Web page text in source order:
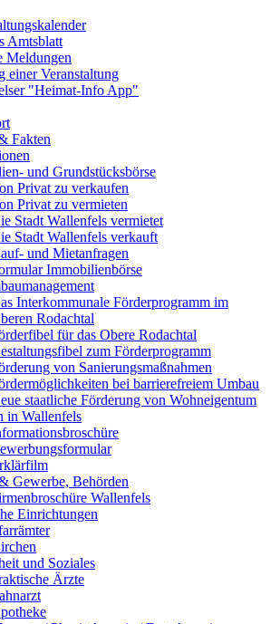
Amtsblatt
Meldungen
einer Veranstaltung
"Heimat-Info App"
Fakten
und Grundstücksbörse
Privat zu verkaufen
Privat zu vermieten
Stadt Wallenfels vermietet
Stadt Wallenfels verkauft
und Mietanfragen
Immobilienbörse
Interkommunale Förderprogramm im
Rodachtal
für das Obere Rodachtal
zum Förderprogramm
von Sanierungsmaßnahmen
bei barrierefreiem Umbau
staatliche Förderung von Wohneigentum
in Wallenfels
Gewerbe, Behörden
Wallenfels
Einrichtungen
und Soziales
Ärzte